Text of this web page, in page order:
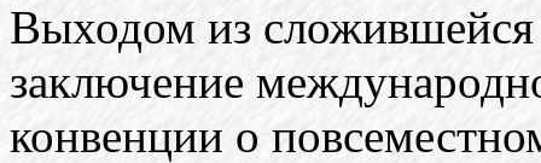
Выходом из сложившейся
заключение
конвенции о